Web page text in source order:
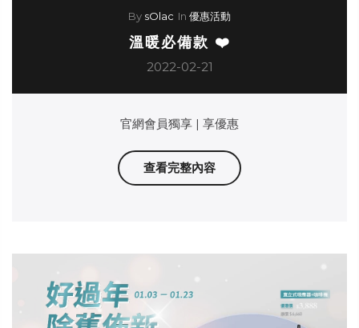
By sOlac In 優惠活動
溫暖必備款 ❤️
2022-02-21
官網會員獨享 | 享優惠
查看完整內容